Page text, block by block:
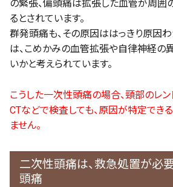
の緊張、偏頭痛は拡張した血管が周囲
るとされています。
群発頭痛も、その原因ははっきり原因わ
は、こめかみの血管拡張や自律神経の
いかと考えられています。
こうした一次性頭痛の場合、頸部のレン
CTなどで検査しても、原因が特定でき
ません。
二次性頭痛は、救急処置が必
頭痛